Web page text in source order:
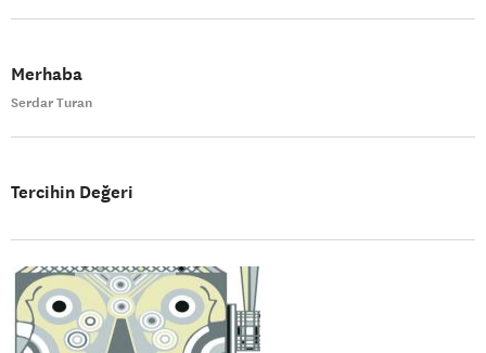
Merhaba
Serdar Turan
Tercihin Değeri